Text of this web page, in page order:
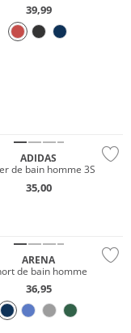
39,99
ADIDAS
de bain homme 3S
35,00
ARENA
de bain homme
36,95